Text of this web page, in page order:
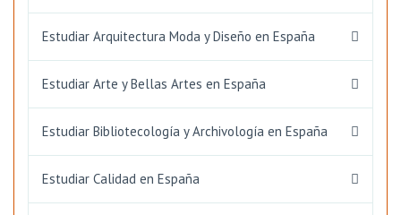
Estudiar Arquitectura Moda y Diseño en España
Estudiar Arte y Bellas Artes en España
Estudiar Bibliotecología y Archivología en España
Estudiar Calidad en España